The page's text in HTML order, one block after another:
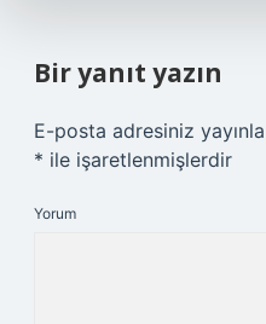
Bir yanıt yazın
E-posta adresiniz
* ile işaretlenmişlerdir
Yorum